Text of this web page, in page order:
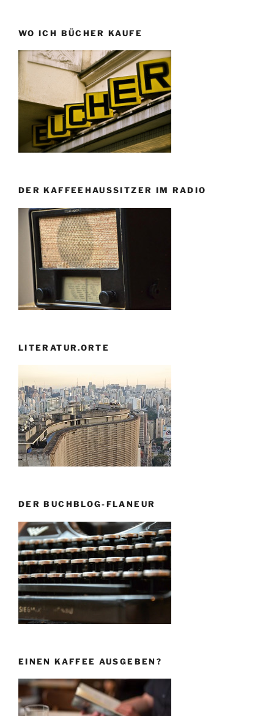
WO ICH BÜCHER KAUFE
DER KAFFEEHAUSSITZER IM RADIO
LITERATUR.ORTE
DER BUCHBLOG-FLANEUR
EINEN KAFFEE AUSGEBEN?